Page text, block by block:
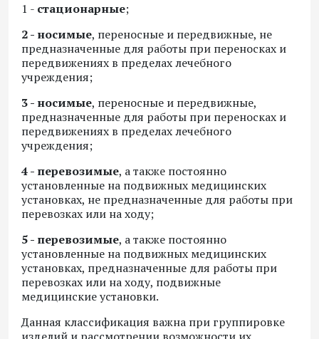
1 - стационарные;
2 - носимые, переносные и передвижные, не
предназначенные для работы при переносках и
передвижениях в пределах лечебного
учреждения;
3 - носимые, переносные и передвижные,
предназначенные для работы при переносках и
передвижениях в пределах лечебного
учреждения;
4 - перевозимые, а также постоянно
установленные на подвижных медицинских
установках, не предназначенные для работы при
перевозках или на ходу;
5 - перевозимые, а также постоянно
установленные на подвижных медицинских
установках, предназначенные для работы при
перевозках или на ходу, подвижные
медицинские установки.
Данная классификация важна при группировке